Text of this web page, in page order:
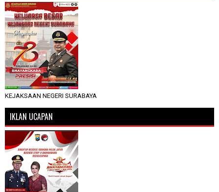
KEJAKSAAN NEGERI SURABAYA
IKLAN UCAPAN